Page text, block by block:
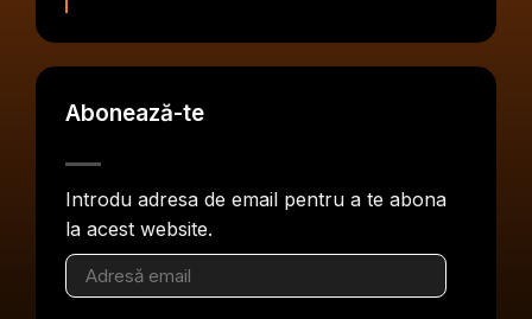
Abonează-te
Introdu adresa de email pentru a te abona
la acest website.
Adresă
email